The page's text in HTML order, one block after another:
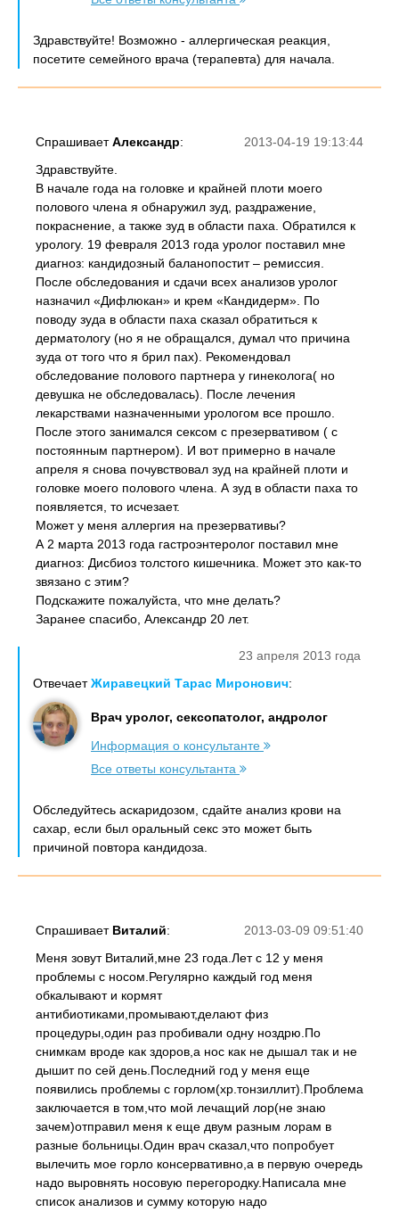
Здравствуйте! Возможно - аллергическая реакция,
посетите семейного врача (терапевта) для начала.
2013-04-19 19:13:44
СпрашиваетАлександр:
Здравствуйте.
В начале года на головке и крайней плоти моего
полового члена я обнаружил зуд, раздражение,
покраснение, а также зуд в области паха. Обратился к
урологу. 19 февраля 2013 года уролог поставил мне
диагноз: кандидозный баланопостит – ремиссия.
После обследования и сдачи всех анализов уролог
назначил «Дифлюкан» и крем «Кандидерм». По
поводу зуда в области паха сказал обратиться к
дерматологу (но я не обращался, думал что причина
зуда от того что я брил пах). Рекомендовал
обследование полового партнера у гинеколога( но
девушка не обследовалась). После лечения
лекарствами назначенными урологом все прошло.
После этого занимался сексом с презервативом ( с
постоянным партнером). И вот примерно в начале
апреля я снова почувствовал зуд на крайней плоти и
головке моего полового члена. А зуд в области паха то
появляется, то исчезает.
Может у меня аллергия на презервативы?
А 2 марта 2013 года гастроэнтеролог поставил мне
диагноз: Дисбиоз толстого кишечника. Может это как-то
звязано с этим?
Подскажите пожалуйста, что мне делать?
Заранее спасибо, Александр 20 лет.
23 апреля 2013 года
ОтвечаетЖиравецкий Тарас Миронович:
Врач уролог, сексопатолог, андролог
Информация о консультанте
Все ответы консультанта
Обследуйтесь аскаридозом, сдайте анализ крови на
сахар, если был оральный секс это может быть
причиной повтора кандидоза.
2013-03-09 09:51:40
Спрашивает Виталий:
Меня зовут Виталий,мне 23 года.Лет с 12 у меня
проблемы с носом.Регулярно каждый год меня
обкалывают и кормят
антибиотиками,промывают,делают физ
процедуры,один раз пробивали одну ноздрю.По
снимкам вроде как здоров,а нос как не дышал так и не
дышит по сей день.Последний год у меня еще
появились проблемы с горлом(хр.тонзиллит).Проблема
заключается в том,что мой лечащий лор(не знаю
зачем)отправил меня к еще двум разным лорам в
разные больницы.Один врач сказал,что попробует
вылечить мое горло консервативно,а в первую очередь
надо выровнять носовую перегородку.Написала мне
список анализов и сумму которую надо